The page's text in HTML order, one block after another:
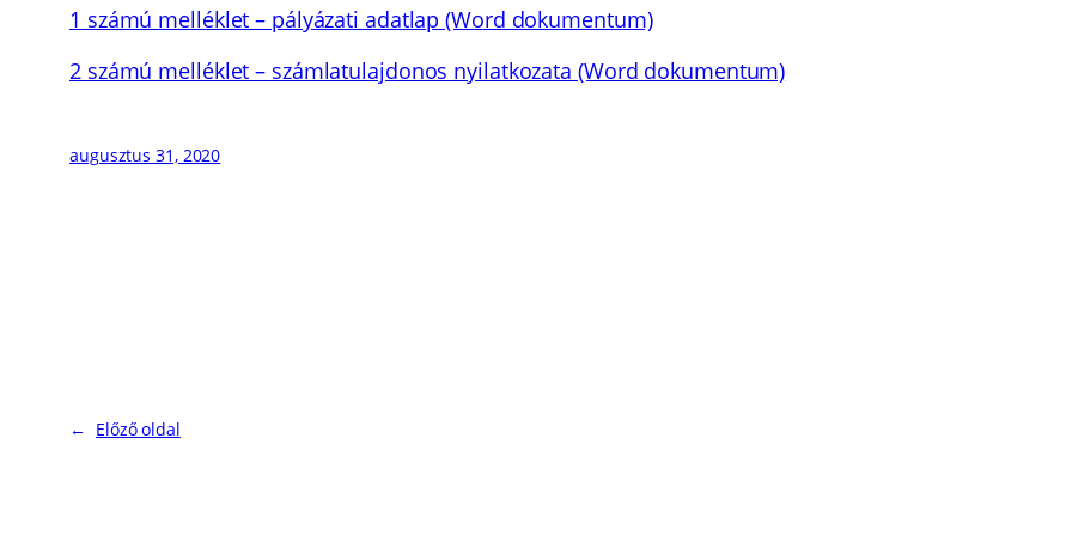
1 számú melléklet – pályázati adatlap (Word dokumentum)
2 számú melléklet – számlatulajdonos nyilatkozata (Word dokumentum)
augusztus 31, 2020
← Előző oldal